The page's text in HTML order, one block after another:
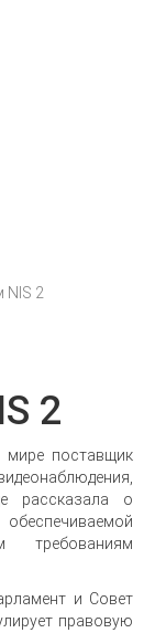
NIS 2
2
мире поставщик
рассказала о
требованиям
и Совет
правовую